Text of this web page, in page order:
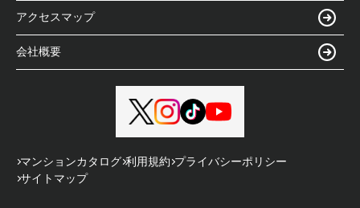
アクセスマップ
会社概要
マンションカタログ 利用規約 プライバシーポリシー
サイトマップ